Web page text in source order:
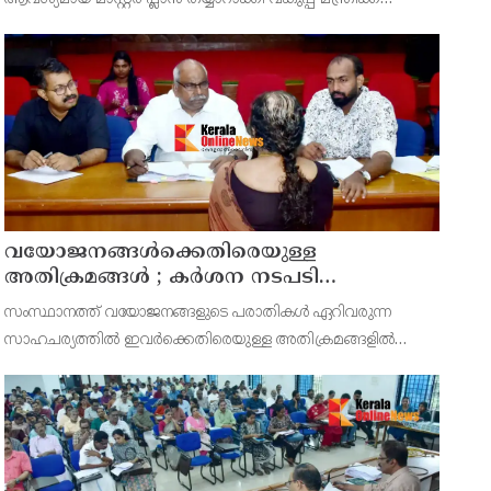
അറിയിച്ചു. ഡിപ്പോയ്ക്ക് നാല് ഏക്കറിൽ അധികം വരുന്ന
സ്ഥലമുണ്ട്
വയോജനങ്ങൾക്കെതിരെയുള്ള
അതിക്രമങ്ങൾ ; കർശന നടപടി
സ്വീകരിക്കുമെന്ന് കമ്മീഷൻ
സംസ്ഥാനത്ത് വയോജനങ്ങളുടെ പരാതികൾ ഏറിവരുന്ന
സാഹചര്യത്തിൽ ഇവർക്കെതിരെയുള്ള അതിക്രമങ്ങളിൽ
ചെയർമാൻ അഡ്വ. കെ. സോമപ്രസാദ്.